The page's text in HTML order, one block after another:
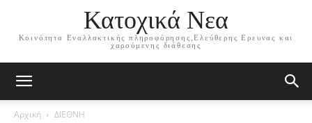
Κατοχικά Νεα
Κοινότητα Εναλλακτικής πληροφόρησης,Ελεύθερης Ερευνας και
χαρούμενης διάθεσης
Αρχική ΔΙΕΘΝΗ